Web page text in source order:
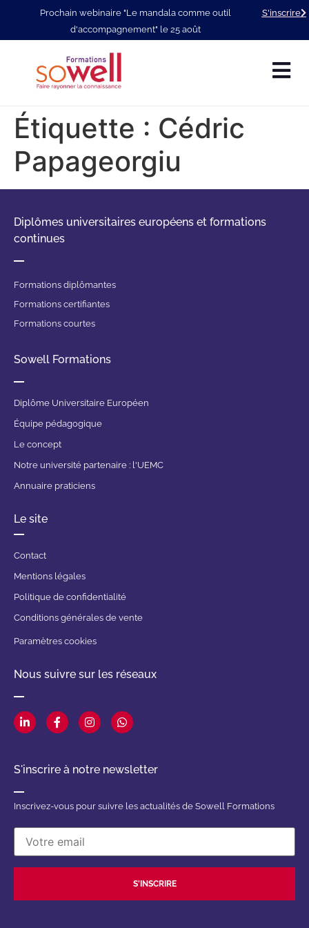
Prochain webinaire "Le mandala comme outil
d'accompagnement" le 25 août
S'inscrire
Étiquette : Cédric
Papageorgiu
Diplômes universitaires européens et formations
continues
Formations diplômantes
Formations certifiantes
Formations courtes
Sowell Formations
Diplôme Universitaire Européen
Équipe pédagogique
Le concept
Notre université partenaire : l'UEMC
Annuaire praticiens
Le site
Contact
Mentions légales
Politique de confidentialité
Conditions générales de vente
Paramètres cookies
Nous suivre sur les réseaux
S'inscrire à notre newsletter
Inscrivez-vous pour suivre les actualités de Sowell Formations